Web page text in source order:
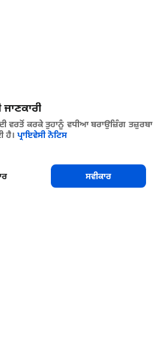
ਵਰਤੋਂ ਕਰਕੇ ਤੁਹਾਨੂੰ ਵਧੀਆ ਬਰਾਉਜ਼ਿੰਗ ਤਜ਼ੁਰਬਾ
ਹੈ।ਪ੍ਰਾਇਵੇਸੀ ਨੋਟਿਸ
ਸਵੀਕਾਰ